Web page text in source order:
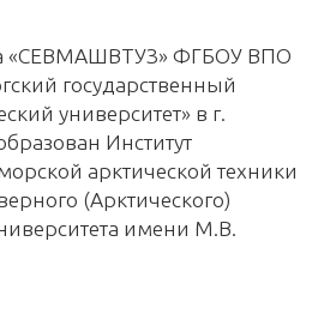
«СЕВМАШВТУЗ» ФГБОУ ВПО
государственный
университет» в г.
Институт
арктической техники
(Арктического)
имени М.В.